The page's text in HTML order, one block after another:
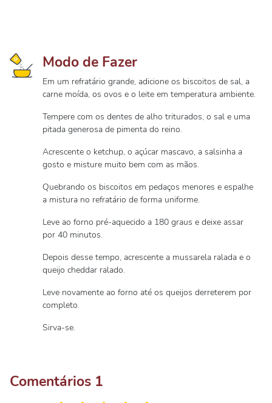
Modo de Fazer
Em um refratário grande, adicione os biscoitos de sal, a
carne moída, os ovos e o leite em temperatura ambiente.
Tempere com os dentes de alho triturados, o sal e uma
pitada generosa de pimenta do reino.
Acrescente o ketchup, o açúcar mascavo, a salsinha a
gosto e misture muito bem com as mãos.
Quebrando os biscoitos em pedaços menores e espalhe
a mistura no refratário de forma uniforme.
Leve ao forno pré-aquecido a 180 graus e deixe assar
por 40 minutos.
Depois desse tempo, acrescente a mussarela ralada e o
queijo cheddar ralado.
Leve novamente ao forno até os queijos derreterem por
completo.
Sirva-se.
Comentários 1